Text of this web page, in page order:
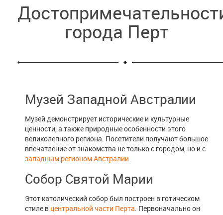
города Перт
Музей Западной Австралии
Музей демонстрирует исторические и культурные
ценности, а также природные особенности этого
великолепного региона. Посетители получают большое
впечатление от знакомства не только с городом, но и с
западным регионом Австралии.
Собор Святой Марии
Этот католический собор был построен в готическом
стиле в центральной части Перта. Первоначально он